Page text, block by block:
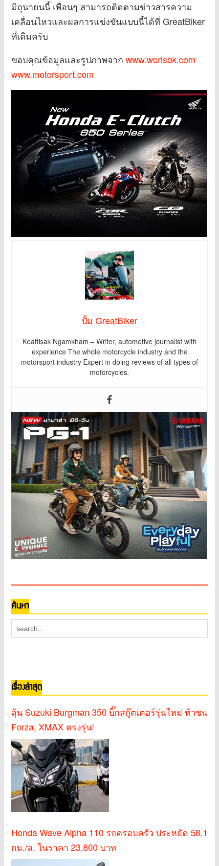
มิถุนายนนี้ เพื่อนๆ สามารถติดตามข่าวสารความ
เคลื่อนไหวและผลการแข่งขันแบบนี้ได้ที่ GreatBiker
ที่เดิมครับ
ขอบคุณข้อมูลและรูปภาพจาก www.worlsbk.com
www.motorsport.com
ปั้ม GreatBiker
Keattisak Ngamkham – Writer, automotive journalist with
experience The whole motorcycle industry and the
motorsport industry Expert in doing reviews of all types of
motorcycles.
ค้นหา
เรื่องล่าสุด
ลุ้น Suzuki Burgman 350 บิ๊กสกู๊ตเตอร์รุ่นใหม่ ท้าชน
Forza, XMAX ตรงรุ่น!
Honda Wave Alpha 110 รถครอบครัว ประหยัด 58.1
กม./ล. ในราคา 23,800 บาท